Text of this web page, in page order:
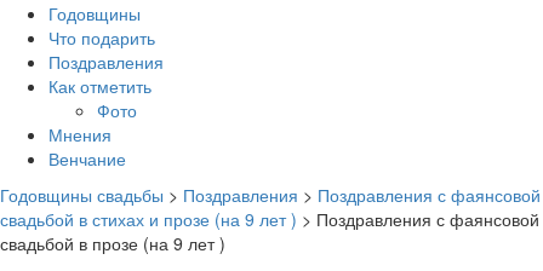
Годовщины
Что подарить
Поздравления
Как отметить
Фото
Мнения
Венчание
Годовщины свадьбы > Поздравления > Поздравления с фаянсовой
свадьбой в стихах и прозе (на 9 лет ) > Поздравления с фаянсовой
свадьбой в прозе (на 9 лет )